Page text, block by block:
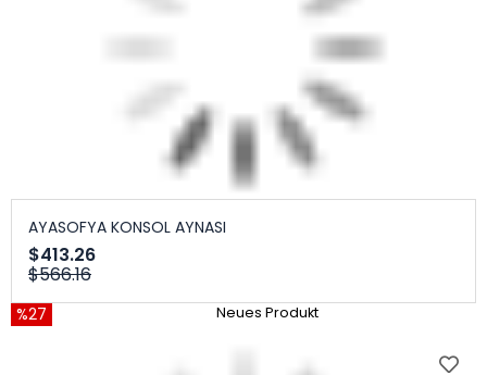
AYASOFYA KONSOL AYNASI
$413.26
$566.16
%27 Neues Produkt